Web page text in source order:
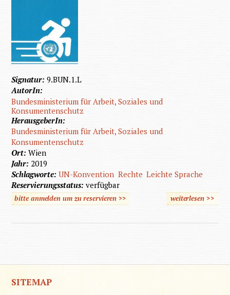
Signatur:9.BUN.1.L
AutorIn:
Bundesministerium für Arbeit, Soziales und
Konsumentenschutz
HerausgeberIn:
Bundesministerium für Arbeit, Soziales und
Konsumentenschutz
Ort:Wien
Jahr: 2019
Schlagworte:UN-Konvention Rechte Leichte Sprache
Reservierungsstatus:verfügbar
bitte anmelden um zu reservieren >> weiterlesen>>
SITEMAP